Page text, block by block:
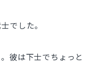
でした。
彼は下士でちょっと